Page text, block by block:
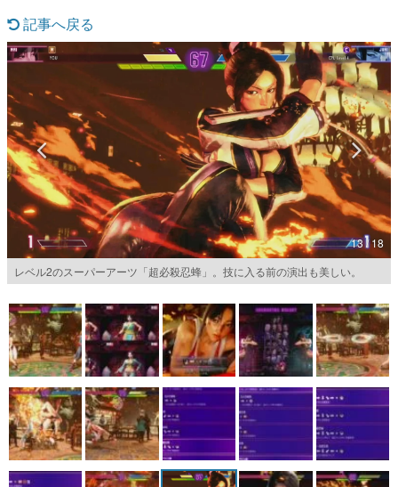
マンガ
アプリレビュー
その他
電ファミニコゲーマーとは？
運営：株式会社マレ
記事へ戻る
13 / 18
レベル2のスーパーアーツ「超必殺忍蜂」。技に入る前の演出も美しい。